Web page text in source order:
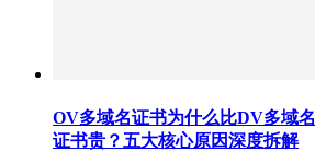
OV多域名证书为什么比DV多域名
证书贵？五大核心原因深度拆解